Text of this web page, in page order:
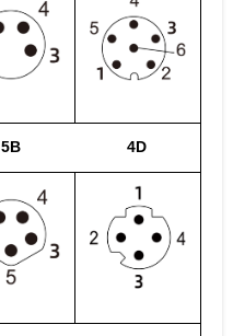
5B 4D